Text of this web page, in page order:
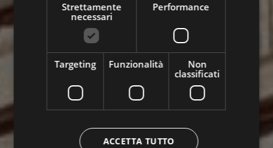
Strettamente
necessari
Performance
Targeting Funzionalità
Non
classificati
ACCETTA TUTTO